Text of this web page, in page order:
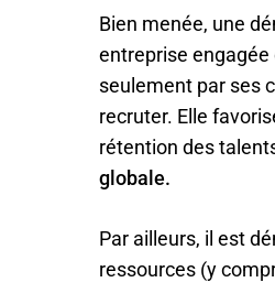
Bien menée, une
entreprise
seulement par ses
recruter. Elle
rétention des
globale.
Par ailleurs, il est
ressources (y